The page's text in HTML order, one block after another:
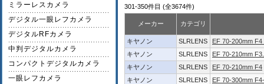
ミラーレスカメラ
デジタル一眼レフカメラ
デジタルRFカメラ
中判デジタルカメラ
コンパクトデジタルカメラ
一眼レフカメラ
301-350件目 (全3674件)
メーカー カテゴリ
キヤノン SLRLENS
EF 70-200mm F4
キヤノン
SLRLENS
EF 70-210mm
キヤノン
SLRLENS
EF 70-210mm F4
キヤノン
SLRLENS
EF 70-300mm